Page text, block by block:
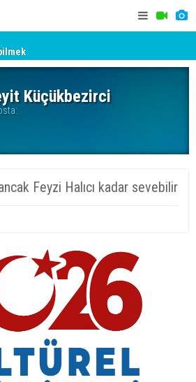
Gürültüde Kültürün Hayât
Zirvesi - Nurettin Topçu
Küçükbezirci
Feyzi Halıcı kadar sevebilir